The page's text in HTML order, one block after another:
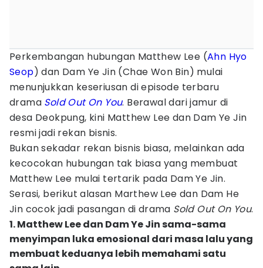
Perkembangan hubungan Matthew Lee (Ahn Hyo
Seop) dan Dam Ye Jin (Chae Won Bin) mulai
menunjukkan keseriusan di episode terbaru
drama Sold Out On You. Berawal dari jamur di
desa Deokpung, kini Matthew Lee dan Dam Ye Jin
resmi jadi rekan bisnis.
Bukan sekadar rekan bisnis biasa, melainkan ada
kecocokan hubungan tak biasa yang membuat
Matthew Lee mulai tertarik pada Dam Ye Jin.
Serasi, berikut alasan Marthew Lee dan Dam He
Jin cocok jadi pasangan di drama Sold Out On You.
1. Matthew Lee dan Dam Ye Jin sama-sama
menyimpan luka emosional dari masa lalu yang
membuat keduanya lebih memahami satu